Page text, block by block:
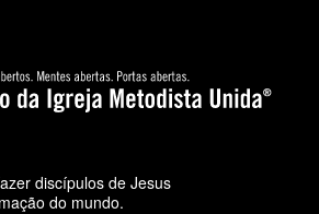
discípulos de Jesus
do mundo.